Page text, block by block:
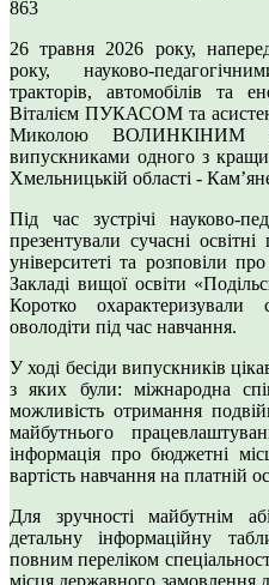
863
26 травня 2026 року,
року, науково-
тракторів, автомобілів та
Віталієм ПУКАСОМ та
Миколою ВОЛИНКІНИМ
випускниками одного з
Хмельницькій області -
Під час зустрічі науково-
презентували сучасні
університеті та розповіли
Закладі вищої освіти
Коротко охарактеризували
оволодіти під час навчання.
У ході бесіди випускників
з яких були: міжнародна
можливість отримання
майбутнього
інформація про бюджетні
вартість навчання на платній
Для зручності майбутнім
детальну інформаційну
повним переліком